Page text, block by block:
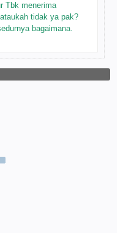
Tbk menerima
tidak ya pak?
bagaimana.